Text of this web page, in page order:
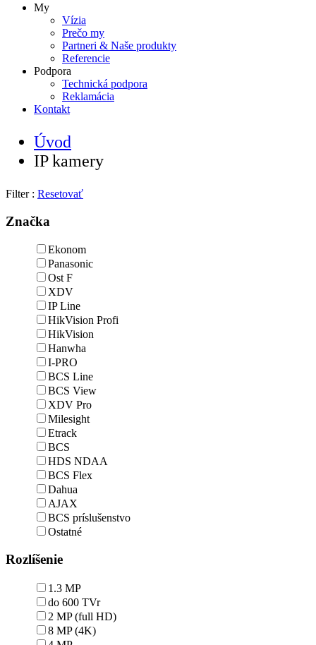
My
Vízia
Prečo my
Partneri & Naše produkty
Referencie
Podpora
Technická podpora
Reklamácia
Kontakt
Úvod
IP kamery
Filter : Resetovať
Značka
Ekonom
Panasonic
Ost F
XDV
IP Line
HikVision Profi
HikVision
Hanwha
I-PRO
BCS Line
BCS View
XDV Pro
Milesight
Etrack
BCS
HDS NDAA
BCS Flex
Dahua
AJAX
BCS príslušenstvo
Ostatné
Rozlíšenie
1.3 MP
do 600 TVr
2 MP (full HD)
8 MP (4K)